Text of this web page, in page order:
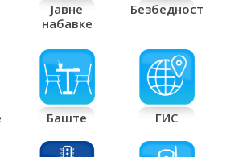
Јавне
набавке
Безбедност
Баште ГИС